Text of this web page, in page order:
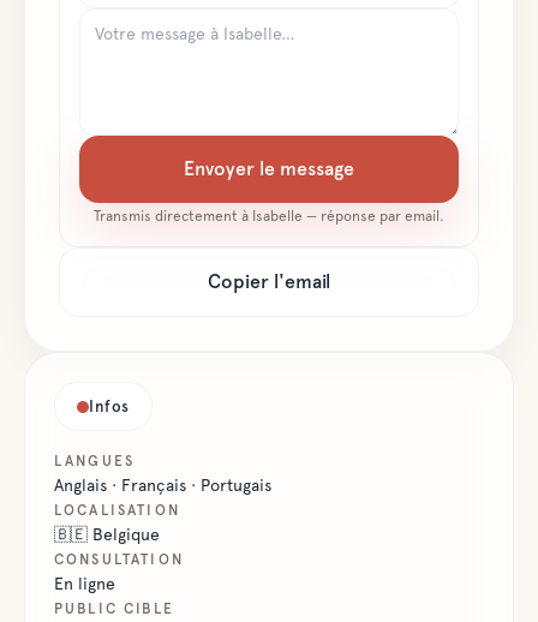
Envoyer le message
Transmis directement à Isabelle — réponse par email.
Copier l'email
Infos
LANGUES
Anglais · Français · Portugais
LOCALISATION
🇧🇪 Belgique
CONSULTATION
En ligne
PUBLIC CIBLE